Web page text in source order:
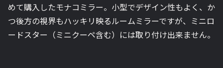
めて購入したモナコミラー。小型でデザイン性もよく、か
つ後方の視界もハッキリ映るルームミラーですが、ミニロ
ードスター（ミニクーペ含む）には取り付け出来ません。